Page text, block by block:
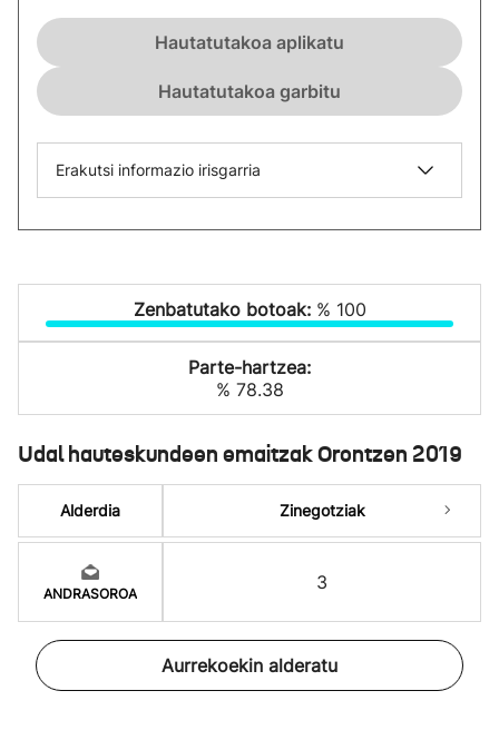
Hautatutakoa aplikatu
Hautatutakoa garbitu
Erakutsi informazio irisgarria
Zenbatutako botoak: % 100
Parte-hartzea:
% 78.38
Udal hauteskundeen emaitzak Orontzen 2019
Alderdia
ANDRASOROA
Zinegotziak
3
Aurrekoekin alderatu